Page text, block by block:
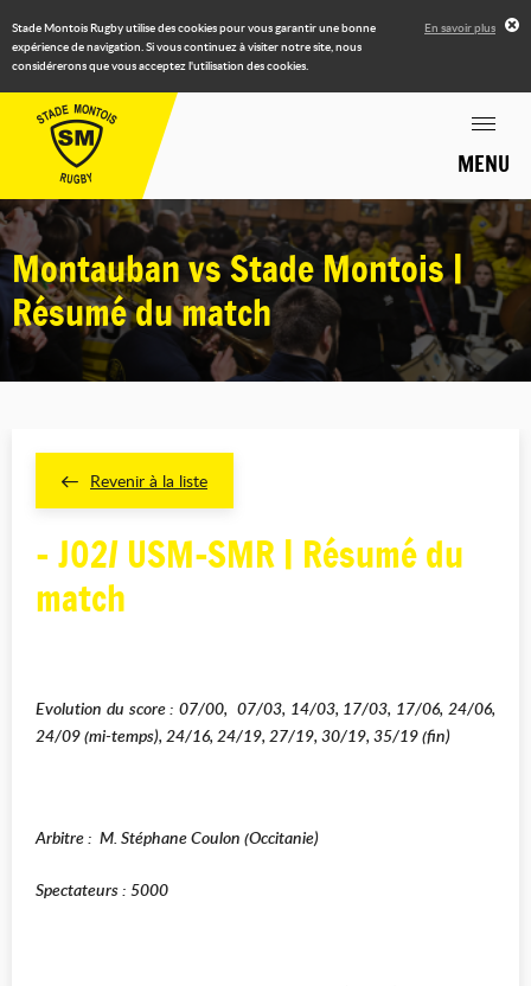
Stade Montois Rugby utilise des cookies pour vous garantir une bonne
expérience de navigation. Si vous continuez à visiter notre site, nous
considérerons que vous acceptez l'utilisation des cookies.
En savoir plus
MENU
Montauban vs Stade Montois |
Résumé du match
Revenir à la liste
- J02/ USM-SMR | Résumé du
match
Evolution du score : 07/00, 07/03, 14/03, 17/03, 17/06, 24/06,
24/09 (mi-temps), 24/16, 24/19, 27/19, 30/19, 35/19 (fin)
Arbitre : M. Stéphane Coulon (Occitanie)
Spectateurs : 5000